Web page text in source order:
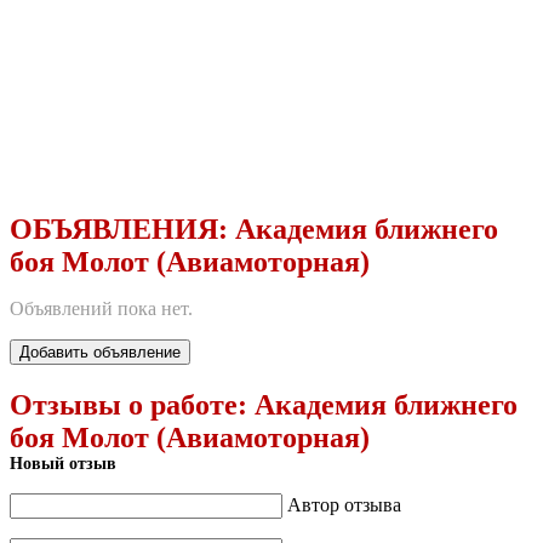
ОБЪЯВЛЕНИЯ: Академия ближнего
боя Молот (Авиамоторная)
Объявлений пока нет.
Добавить объявление
Отзывы о работе: Академия ближнего
боя Молот (Авиамоторная)
Новый отзыв
Автор отзыва